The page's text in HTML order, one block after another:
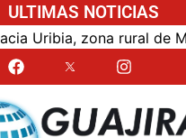
ULTIMAS NOTICIAS
zona rural de Maicao